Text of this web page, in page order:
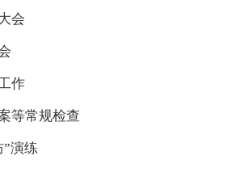
会
作
等常规检查
”演练